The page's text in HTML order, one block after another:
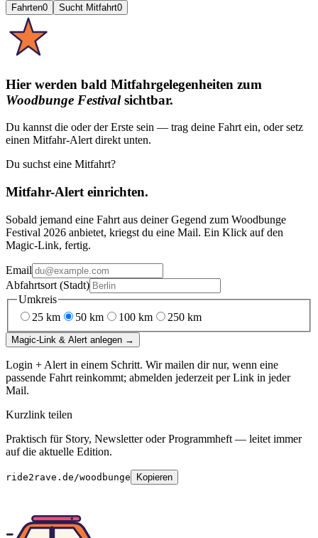
Fahrten0 Sucht Mitfahrt0
Hier werden bald Mitfahrgelegenheiten zum
Woodbunge Festival sichtbar.
Du kannst die oder der Erste sein — trag deine Fahrt ein, oder setz
einen Mitfahr-Alert direkt unten.
Du suchst eine Mitfahrt?
Mitfahr-Alert einrichten.
Sobald jemand eine Fahrt aus deiner Gegend zum Woodbunge
Festival 2026 anbietet, kriegst du eine Mail. Ein Klick auf den
Magic-Link, fertig.
Email
Abfahrtsort (Stadt)
Umkreis
25 km 50 km 100 km 250 km
Magic-Link & Alert anlegen →
Login + Alert in einem Schritt. Wir mailen dir nur, wenn eine
passende Fahrt reinkommt; abmelden jederzeit per Link in jeder
Mail.
Kurzlink teilen
Praktisch für Story, Newsletter oder Programmheft — leitet immer
auf die aktuelle Edition.
ride2rave.de/woodbunge Kopieren